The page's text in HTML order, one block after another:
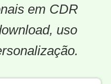
em CDR
uso